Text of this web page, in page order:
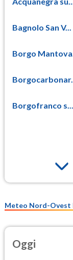
Bagnolo San V...
Borgo
Borgofranco s...
Meteo Nord-Ovest
Oggi